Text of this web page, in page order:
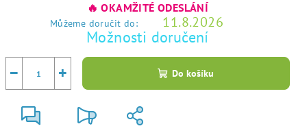
🔥 OKAMŽITÉ ODESLÁNÍ
Můžeme doručit do: 11.8.2026
Možnosti doručení
+
− Do košíku